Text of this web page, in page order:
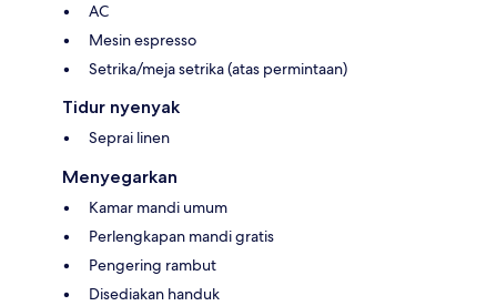
AC
Mesin espresso
Setrika/meja setrika (atas permintaan)
Tidur nyenyak
Seprai linen
Menyegarkan
Kamar mandi umum
Perlengkapan mandi gratis
Pengering rambut
Disediakan handuk